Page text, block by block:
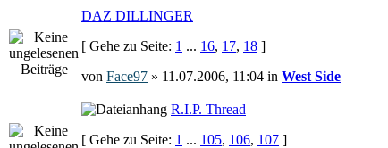
DAZ DILLINGER
[ Gehe zu Seite: 1 ... 16, 17, 18 ]
von Face97 » 11.07.2006, 11:04 in West Side
R.I.P. Thread
[ Gehe zu Seite: 1 ... 105, 106, 107 ]